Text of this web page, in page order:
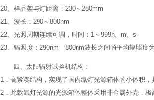
20、样品架与灯距离：230～280mm
21、波长：290～800nm
22、光照周期连续可调，时间：1～999h、m、s
23、辐照度：290nm—800nm波长之间的平均辐照度
四、太阳辐射试验机结构：
1．高紧凑结构，实现了国内氙灯光源箱体的小体积
2．此款氙灯光源的光源箱体整体采用非金属外壳，极